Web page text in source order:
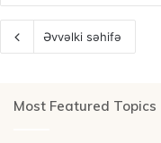
Əvvəlki səhifə
Most Featured Topics